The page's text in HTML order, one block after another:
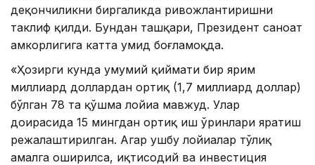
деҳқончиликни биргаликда ривожлантиришни
таклиф қилди. Бундан ташқари, Президент саноат
ҳамкорлигига катта умид боғламоқда.
«Ҳозирги кунда умумий қиймати бир ярим
миллиард доллардан ортиқ (1,7 миллиард доллар)
бўлган 78 та қўшма лойиҳа мавжуд. Улар
доирасида 15 мингдан ортиқ иш ўринлари яратиш
режалаштирилган. Агар ушбу лойиҳалар тўлиқ
амалга оширилса, иқтисодий ва инвестиция